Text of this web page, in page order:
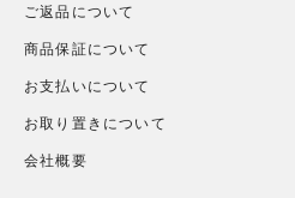
ご返品について
商品保証について
お支払いについて
お取り置きについて
会社概要